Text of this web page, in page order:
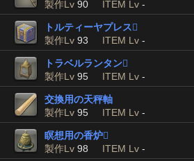
製作Lv 90 ITEM Lv -
トルティーヤプレス
製作Lv 93 ITEM Lv -
トラベルランタン
製作Lv 95 ITEM Lv -
交換用の天秤軸
製作Lv 95 ITEM Lv -
瞑想用の香炉
製作Lv 98 ITEM Lv -